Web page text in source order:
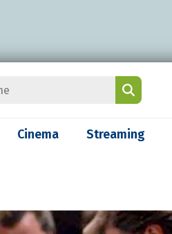
Cinema Streaming